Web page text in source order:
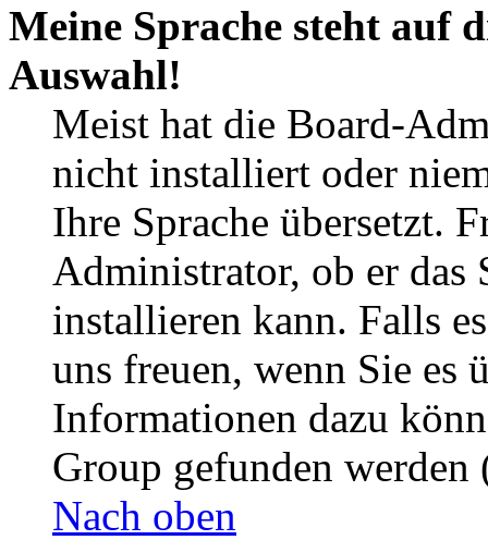
Meine Sprache steht auf
Auswahl!
Meist hat die Board-
nicht installiert oder
Ihre Sprache übersetzt.
Administrator, ob er das
installieren kann. Falls
uns freuen, wenn Sie es
Informationen dazu
Group gefunden
Nach oben